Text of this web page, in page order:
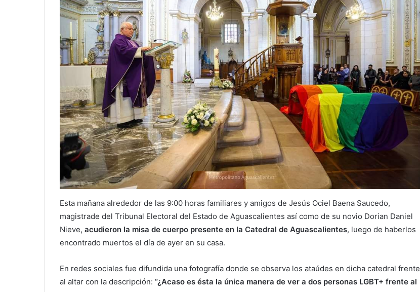
Esta mañana alrededor de las 9:00 horas familiares y amigos de Jesús Ociel Baena Saucedo,
magistrade del Tribunal Electoral del Estado de Aguascalientes así como de su novio Dorian Daniel
Nieve, acudieron la misa de cuerpo presente en la Catedral de Aguascalientes, luego de haberlos
encontrado muertos el día de ayer en su casa.
En redes sociales fue difundida una fotografía donde se observa los ataúdes en dicha catedral frente
al altar con la descripción: “¿Acaso es ésta la única manera de ver a dos personas LGBT+ frente al